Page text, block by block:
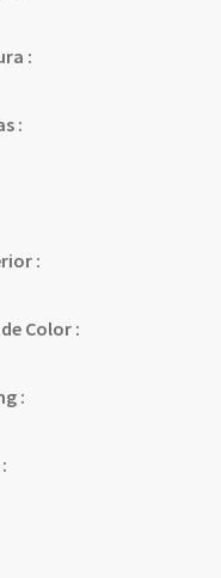
:
:
:
Color :
: